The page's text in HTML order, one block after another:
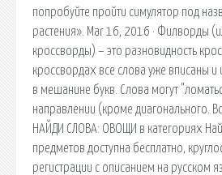
попробуйте пройти симулятор под
растения». Mar 16, 2016 · Филворды
кроссворды) – это разновидность
кроссвордах все слова уже вписаны и
в мешанине букв. Слова могут
направлении (кроме диагонального.
НАЙДИ СЛОВА: ОВОЩИ в категориях
предметов доступна бесплатно,
регистрации с описанием на русском